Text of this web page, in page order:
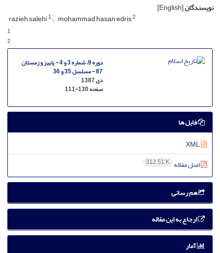
نویسندگان[English]
razieh salehi1 mohammad hasan edris2
1
2
دوره 9، شماره 3 و 4 - پاییز و زمستان
87 - مسلسل 35 و 36
دی 1387
صفحه111-130
فایل ها
اصل مقاله 312.51 K
هم رسانی
ارجاع به این مقاله
آمار